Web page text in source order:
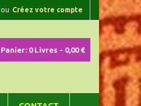
ou Créez votre compte
Panier: 0Livres - 0,00 €